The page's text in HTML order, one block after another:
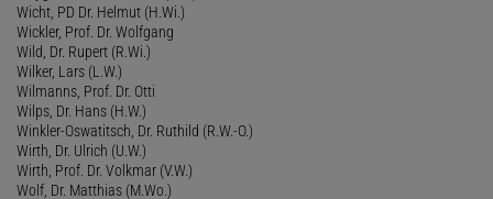
Wicht, PD Dr. Helmut (H.Wi.)
Wickler, Prof. Dr. Wolfgang
Wild, Dr. Rupert (R.Wi.)
Wilker, Lars (L.W.)
Wilmanns, Prof. Dr. Otti
Wilps, Dr. Hans (H.W.)
Winkler-Oswatitsch, Dr. Ruthild (R.W.-O.)
Wirth, Dr. Ulrich (U.W.)
Wirth, Prof. Dr. Volkmar (V.W.)
Wolf, Dr. Matthias (M.Wo.)